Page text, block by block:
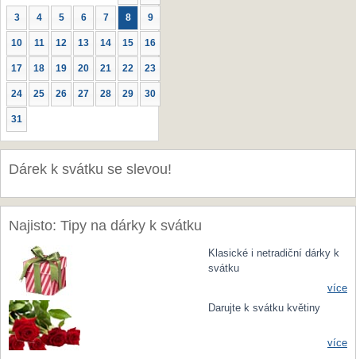
3 4 5 6 7 8 9
10 11 12 13 14 15 16
17 18 19 20 21 22 23
24 25 26 27 28 29 30
31
Dárek k svátku se slevou!
Najisto: Tipy na dárky k svátku
Klasické i netradiční dárky k
svátku
více
Darujte k svátku květiny
více